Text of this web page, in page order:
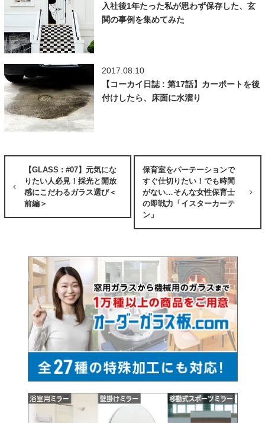
入社後1年たった私が思わず保存した、玄
関の事例を集めてみた
2017.08.10
【コーカイ日誌 : 第17話】カーポートを後
付けしたら、床面に水溜り
【GLASS : #07】元気にな
りたい人必見！採光と開放
感にこだわるガラス選び＜
前編＞
保育室をパーテーションで
すぐ仕切りたい！でも時間
がない…そんな女性保育士
の即戦力「イスターカーテ
ン」